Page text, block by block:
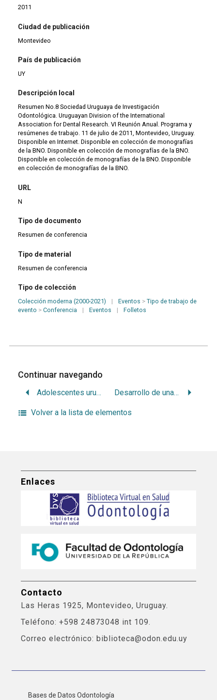
2011
Ciudad de publicación
Montevideo
País de publicación
UY
Descripción local
Resumen No.8 Sociedad Uruguaya de Investigación
Odontológica. Uruguayan Division of the International
Association for Dental Research. VI Reunión Anual. Programa y
resúmenes de trabajo. 11 de julio de 2011, Montevideo, Uruguay.
Disponible en Internet. Disponible en colección de monografías
de la BNO. Disponible en colección de monografías de la BNO.
Disponible en colección de monografías de la BNO. Disponible
en colección de monografías de la BNO.
URL
N
Tipo de documento
Resumen de conferencia
Tipo de material
Resumen de conferencia
Tipo de colección
Colección moderna (2000-2021) | Eventos >Tipo de trabajo de
evento >Conferencia | Eventos | Folletos
Continuar navegando
Adolescentes uruguayos y brasileños con piercing bucal, perfil y complicaciones Desarrollo de una nueva técnica computarizada para el análisis refleximétrico simultáneo en tres pares craneanos, utilizando retroalimentación visual alternante
Volver a la lista de elementos
Enlaces
Contacto
Las Heras 1925, Montevideo, Uruguay.
Teléfono: +598 24873048 int 109.
Correo electrónico: biblioteca@odon.edu.uy
Bases de Datos Odontología